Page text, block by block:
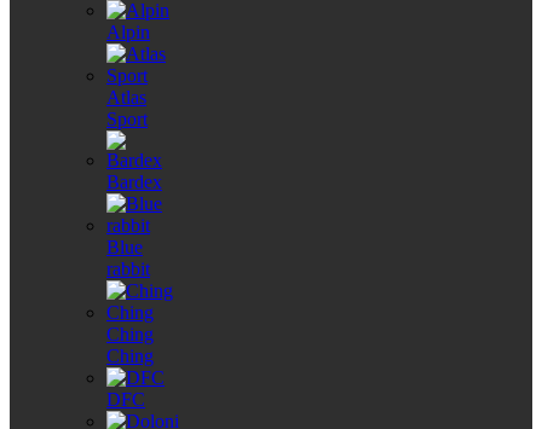
Alpin
Atlas
Sport
Bardex
Blue
rabbit
Ching
Ching
DFC